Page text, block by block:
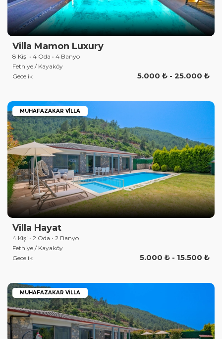
Villa Mamon Luxury
8 Kişi • 4 Oda • 4 Banyo
Fethiye / Kayaköy
Gecelik
5.000 ₺ - 25.000 ₺
MUHAFAZAKAR VILLA
Villa Hayat
4 Kişi • 2 Oda • 2 Banyo
Fethiye / Kayaköy
Gecelik
5.000 ₺ - 15.500 ₺
MUHAFAZAKAR VILLA